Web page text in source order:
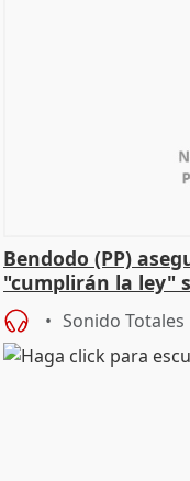
Bendodo (PP)
"cumplirán la ley"
Sonido Totales